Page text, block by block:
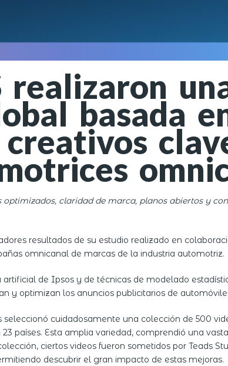
realizaron
basada
claridad de marca, planos abiertos y
resultados de su estudio realizado en
omnicanal de marcas de la industria automotriz.
de Ipsos y de técnicas de modelado
y optimizan los anuncios publicitarios de
seleccionó cuidadosamente una colección de 500
países. Esta amplia variedad, comprendió una
ciertos videos fueron sometidos por Teads
descubrir el gran impacto de estas mejoras.